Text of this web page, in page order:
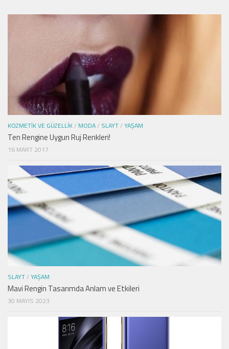
KOZMETIK VE GÜZELLIK/ MODA/ SLAYT/YAŞAM
Ten Rengine Uygun Ruj Renkleri!
16 MART 2017
SLAYT/YAŞAM
Mavi Rengin Tasarımda Anlam ve Etkileri
30 MAYIS 2023